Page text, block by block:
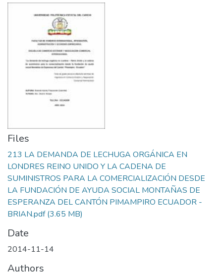
Files
213 LA DEMANDA DE LECHUGA ORGÁNICA EN
LONDRES REINO UNIDO Y LA CADENA DE
SUMINISTROS PARA LA COMERCIALIZACIÓN DESDE
LA FUNDACIÓN DE AYUDA SOCIAL MONTAÑAS DE
ESPERANZA DEL CANTÓN PIMAMPIRO ECUADOR -
BRIAN.pdf(3.65 MB)
Date
2014-11-14
Authors